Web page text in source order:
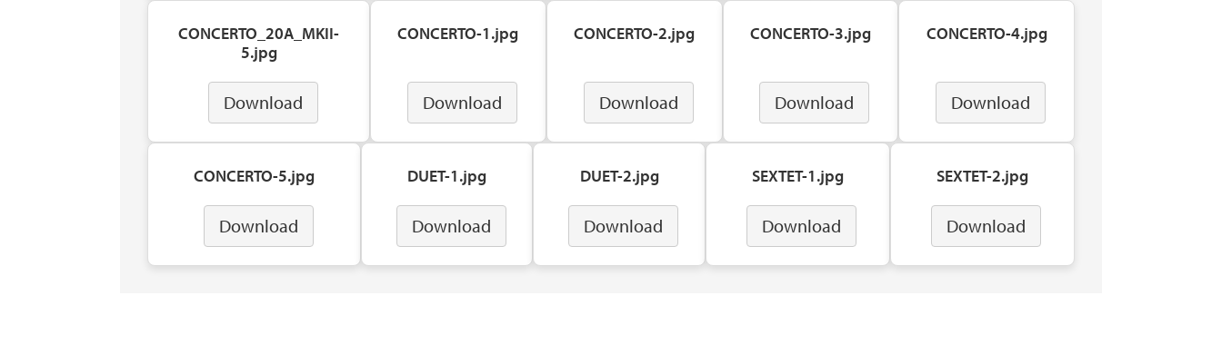
CONCERTO_20A_MKII-
5.jpg
Download
CONCERTO-1.jpg
Download
CONCERTO-2.jpg
Download
CONCERTO-3.jpg
Download
CONCERTO-4.jpg
Download
CONCERTO-5.jpg
Download
DUET-1.jpg
Download
DUET-2.jpg
Download
SEXTET-1.jpg
Download
SEXTET-2.jpg
Download